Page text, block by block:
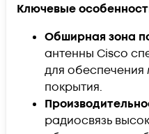
Ключевые
Обширная зона
антенны Cisco
для
покрытия.
радиосвязь